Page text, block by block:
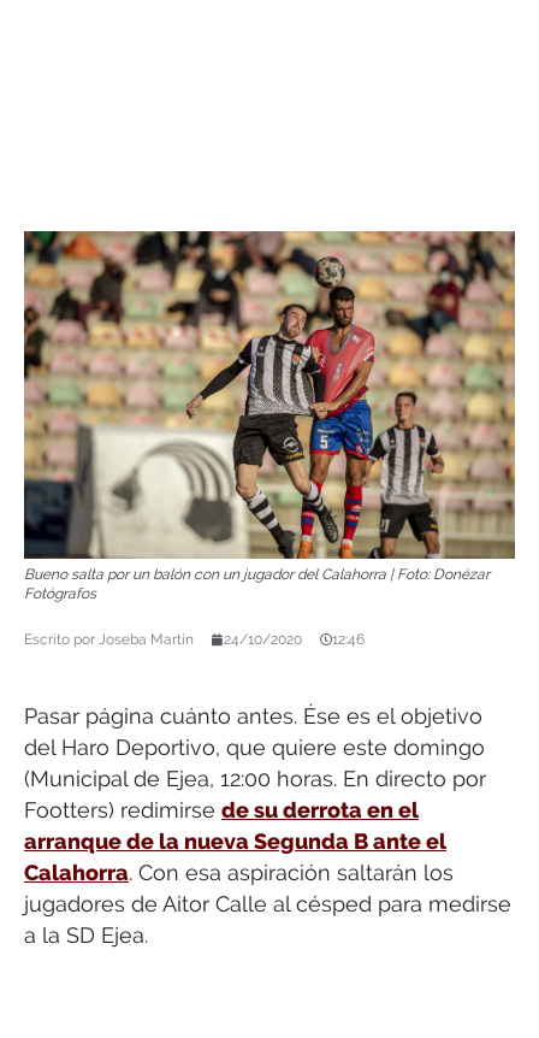
Bueno salta por un balón con un jugador del Calahorra | Foto: Donézar
Fotógrafos
Escrito por Joseba Martín 24/10/2020 12:46
Pasar página cuánto antes. Ése es el objetivo
del Haro Deportivo, que quiere este domingo
(Municipal de Ejea, 12:00 horas. En directo por
Footters) redimirse de su derrota en el
arranque de la nueva Segunda B ante el
Calahorra. Con esa aspiración saltarán los
jugadores de Aitor Calle al césped para medirse
a la SD Ejea.